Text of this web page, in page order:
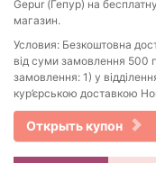
Gepur (Гепур) на
магазин.
Условия: Безкоштовна
від суми замовлення
замовлення: 1) у
кур’єрською доставкою
Открыть купон